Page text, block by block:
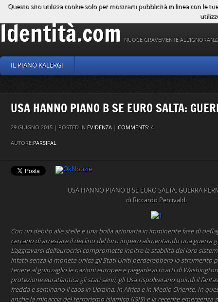
Identità.com NUOCE GRAVEMENTE
IL PIANO KALERGI
USA HANNO PIANO B SE EURO SALTA:
29 GIUGNO 2015 | POSTED IN EVIDENZA | COMMENTS: 4
AUTORE:PARSIFAL
USA HANNO PIANO B SE EURO SALTA: GUERRA
di Riccardo Percivaldi
Con un debito alle stelle e una bolla azionaria in imminente fase di
cercano di arrestare il declino del loro impero alimentando una guerra
L’aggravarsi dell’eurocrisi compromette inoltre la stabilità del loro
infatti senza la moneta unica gli Stati Uniti perderebbero lo strumento
tenere al guinzaglio le nazioni europee e piegarle ai ricatti di
protezione euratlantica gli stati servi, gli Usa rispolverano quindi il
fredda e seminano il caos in Ucraina, in Africa e in Medio Oriente. In
anche la minaccia del terrorismo islamico (ISIS) e la recente emergenza
Questo sito utilizza cookie solo per mostrarti pubblicità in linea con le